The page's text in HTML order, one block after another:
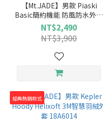
【Mt.JADE】男款 Piaski
Basic簡約機能 防風防水外套
18A6019
NT$2,490
NT$3,900
經典熱銷款式